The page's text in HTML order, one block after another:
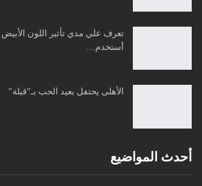
تعرف علي مدي تأثير اللون الأبيض
أستخدم…
الأهلى يحتفل بعيد الحب بـ”قبلة”
أحدث المواضيع